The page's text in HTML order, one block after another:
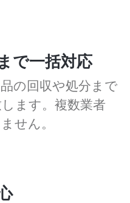
で一括対応
の回収や処分まで
ます。複数業者
せん。